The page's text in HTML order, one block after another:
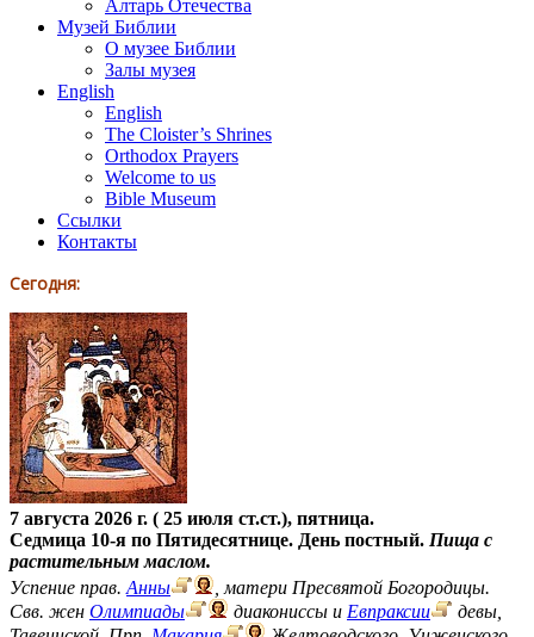
Алтарь Отечества
Музей Библии
О музее Библии
Залы музея
English
English
The Cloister’s Shrines
Orthodox Prayers
Welcome to us
Bible Museum
Ссылки
Контакты
Сегодня:
7 августа 2026 г. ( 25 июля ст.ст.), пятница.
Седмица 10-я по Пятидесятнице. День постный. Пища с
растительным маслом.
Успение прав. Анны
, матери Пресвятой Богородицы.
Свв. жен Олимпиады диакониссы и Евпраксии
девы,